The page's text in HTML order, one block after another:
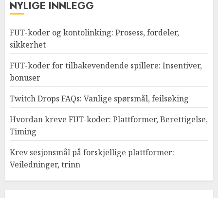
NYLIGE INNLEGG
FUT-koder og kontolinking: Prosess, fordeler,
sikkerhet
FUT-koder for tilbakevendende spillere: Insentiver,
bonuser
Twitch Drops FAQs: Vanlige spørsmål, feilsøking
Hvordan kreve FUT-koder: Plattformer, Berettigelse,
Timing
Krev sesjonsmål på forskjellige plattformer:
Veiledninger, trinn